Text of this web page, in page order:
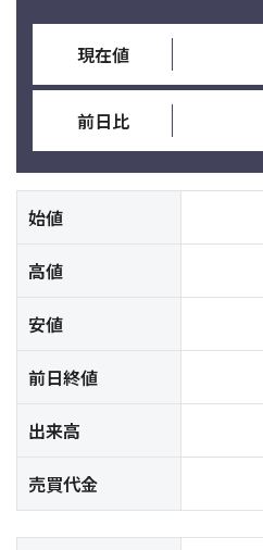
現在値
前日比
始値
高値
安値
前日終値
出来高
売買代金